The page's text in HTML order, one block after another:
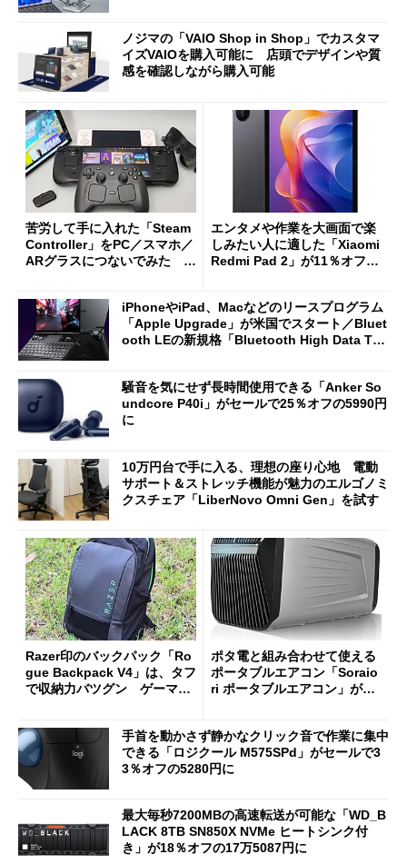
ノジマの「VAIO Shop in Shop」でカスタマ
イズVAIOを購入可能に 店頭でデザインや質
感を確認しながら購入可能
苦労して手に入れた「Steam
Controller」をPC／スマホ／
ARグラスにつないでみた ゲ
エンタメや作業を大画面で楽
しみたい人に適した「Xiaomi
Redmi Pad 2」が11％オフの
iPhoneやiPad、Macなどのリースプログラム
「Apple Upgrade」が米国でスタート／Bluet
ooth LEの新規格「Bluetooth High Data Thr
騒音を気にせず長時間使用できる「Anker So
undcore P40i」がセールで25％オフの5990円
に
10万円台で手に入る、理想の座り心地 電動
サポート＆ストレッチ機能が魅力のエルゴノミ
クスチェア「LiberNovo Omni Gen」を試す
Razer印のバックパック「Ro
gue Backpack V4」は、タフ
で収納力バツグン ゲーマー
ポタ電と組み合わせて使える
ポータブルエアコン「Soraio
ri ポータブルエアコン」がセ
手首を動かさず静かなクリック音で作業に集中
できる「ロジクール M575SPd」がセールで3
3％オフの5280円に
最大毎秒7200MBの高速転送が可能な「WD_B
LACK 8TB SN850X NVMe ヒートシンク付
き」が18％オフの17万5087円に